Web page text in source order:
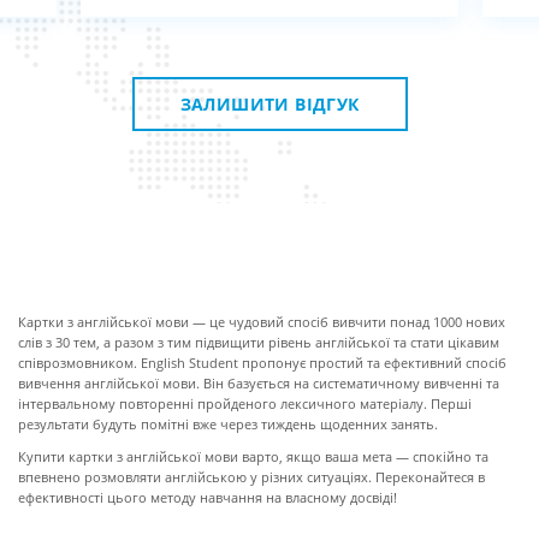
ЗАЛИШИТИ ВІДГУК
Картки з англійської мови — це чудовий спосіб вивчити понад 1000 нових
слів з 30 тем, а разом з тим підвищити рівень англійської та стати цікавим
співрозмовником. English Student пропонує простий та ефективний спосіб
вивчення англійської мови. Він базується на систематичному вивченні та
інтервальному повторенні пройденого лексичного матеріалу. Перші
результати будуть помітні вже через тиждень щоденних занять.
Купити картки з англійської мови варто, якщо ваша мета — спокійно та
впевнено розмовляти англійською у різних ситуаціях. Переконайтеся в
ефективності цього методу навчання на власному досвіді!